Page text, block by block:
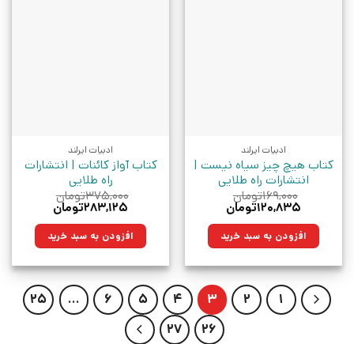
ادبیات ایرلند
کتاب هیچ چیز سیاه نیست |
انتشارات راه طلایی
۱۶۹,۰۰۰تومان
قیمت
۱۶۹,۰۰۰تومان
بود.
۱۲۰,۸۳۵تومان
۱۲۰,۸۳۵تومان.افزودن به سبد خرید
ادبیات ایرلند
کتاب آواز کائنات | انتشارات
راه طلایی
۳۷۵,۰۰۰تومان
قیمت
۳۷۵,۰۰۰تومان
بود.
۲۸۳,۱۲۵تومان
۲۸۳,۱۲۵تومان.افزودن به سبد خرید
1
2
3
4
5
6
…
25
26
27